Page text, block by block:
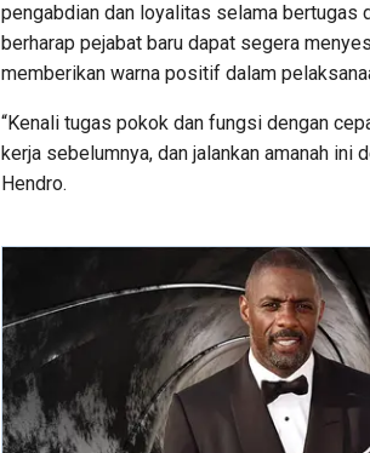
pengabdian dan loyalitas selama bertugas
berharap pejabat baru dapat segera
memberikan warna positif dalam
“Kenali tugas pokok dan fungsi dengan
kerja sebelumnya, dan jalankan amanah ini
Hendro.